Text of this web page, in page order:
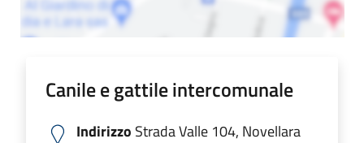
Canile e gattile intercomunale
Indirizzo Strada Valle 104, Novellara